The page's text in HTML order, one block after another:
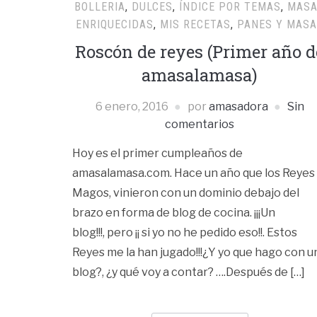
BOLLERIA, DULCES, ÍNDICE POR TEMAS,
ENRIQUECIDAS, MIS RECETAS, PANES Y
Roscón de reyes (Primer año
amasalamasa)
6 enero, 2016 por amasadora
Sin
comentarios
Hoy es el primer cumpleaños de
amasalamasa.com. Hace un año que los Reyes
Magos, vinieron con un dominio debajo del
brazo en forma de blog de cocina. ¡¡¡Un
blog!!!, pero ¡¡ si yo no he pedido eso!!. Estos
Reyes me la han jugado!!!¿Y yo que hago con
blog?, ¿y qué voy a contar? ….Después de […]